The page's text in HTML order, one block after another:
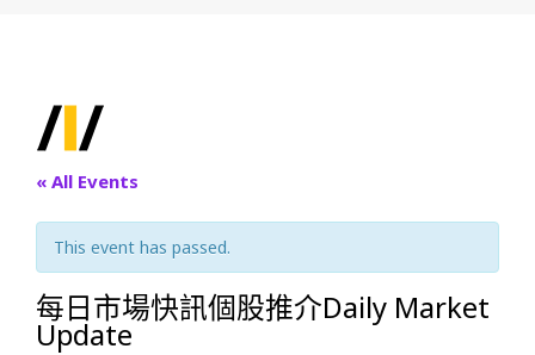
« All Events
This event has passed.
每日市場快訊個股推介Daily Market
Update